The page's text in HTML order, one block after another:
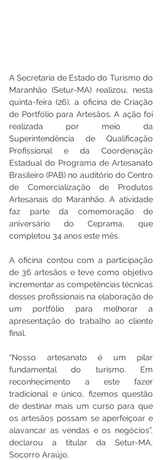
A Secretaria de Estado do Turismo do
Maranhão (Setur-MA) realizou, nesta
quinta-feira (26), a oficina de Criação
de Portfólio para Artesãos. A ação foi
realizada por meio da
Superintendência de Qualificação
Profissional e da Coordenação
Estadual do Programa de Artesanato
Brasileiro (PAB) no auditório do Centro
de Comercialização de Produtos
Artesanais do Maranhão. A atividade
faz parte da comemoração de
aniversário do Ceprama, que
completou 34 anos este mês.
A oficina contou com a participação
de 36 artesãos e teve como objetivo
incrementar as competências técnicas
desses profissionais na elaboração de
um portfólio para melhorar a
apresentação do trabalho ao cliente
final.
“Nosso artesanato é um pilar
fundamental do turismo. Em
reconhecimento a este fazer
tradicional e único, fizemos questão
de destinar mais um curso para que
os artesãos possam se aperfeiçoar e
alavancar as vendas e os negócios”,
declarou a titular da Setur-MA,
Socorro Araújo.